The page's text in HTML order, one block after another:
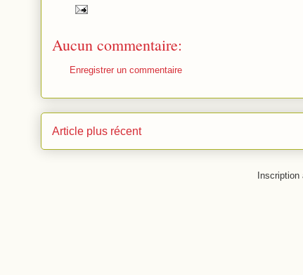
Aucun commentaire:
Enregistrer un commentaire
Article plus récent
Inscription